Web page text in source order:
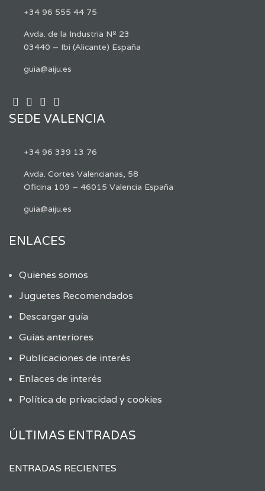
+34 96 555 44 75
Avda. de la Industria Nº 23
03440 – Ibi (Alicante) España
guia@aiju.es
SEDE VALENCIA
+34 96 339 13 76
Avda. Cortes Valencianas, 58
Oficina 109 – 46015 Valencia España
guia@aiju.es
ENLACES
Quienes somos
Juguetes Recomendados
Descargar guía
Guías anteriores
Publicaciones de interés
Enlaces de interés
Política de privacidad y cookies
ÚLTIMAS ENTRADAS
ENTRADAS RECIENTES